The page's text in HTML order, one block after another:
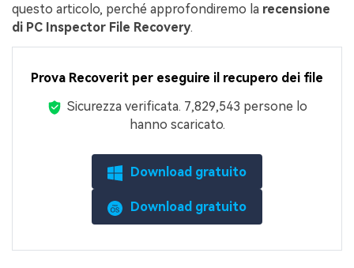
questo articolo, perché approfondiremo la recensione
di PC Inspector File Recovery.
Prova Recoverit per eseguire il recupero dei file
Sicurezza verificata.7,829,544,488persone lo
hanno scaricato.
Download gratuito
Download gratuito